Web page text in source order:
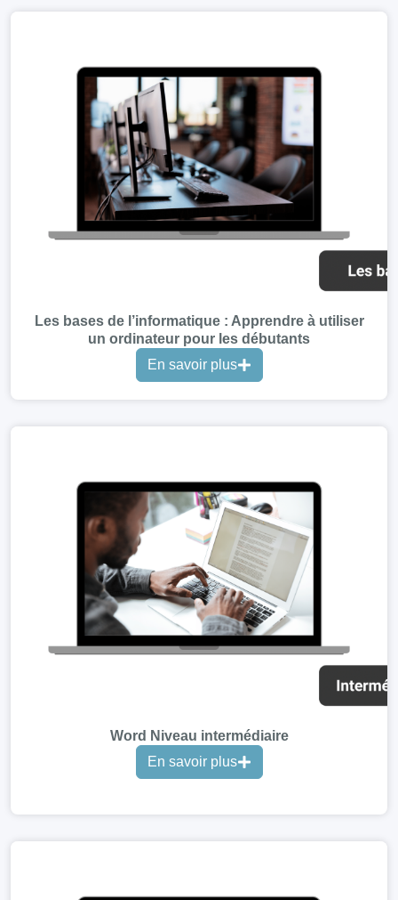
Les bases de l’informatique : Apprendre à utiliser
un ordinateur pour les débutants
En savoir plus
Word Niveau intermédiaire
En savoir plus